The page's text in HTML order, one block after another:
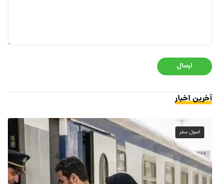
ارسال
آخرین اخبار
اصول سفر